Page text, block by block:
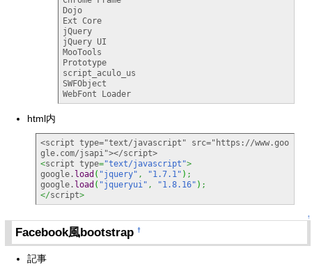
Dojo
Ext Core
jQuery
jQuery UI
MooTools
Prototype
script_aculo_us
SWFObject
WebFont Loader
html内
<script type="text/javascript" src="https://www.goo
gle.com/jsapi"></script>
<script type="text/javascript">
google. load ( "jquery" , "1.7.1" ) ;
google. load ( "jqueryui" , "1.8.16" ) ;
</script>
↑
Facebook風bootstrap†
記事